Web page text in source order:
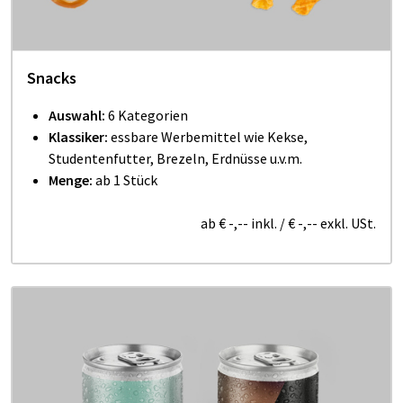
Snacks
Auswahl: 6 Kategorien
Klassiker: essbare Werbemittel wie Kekse,
Studentenfutter, Brezeln, Erdnüsse u.v.m.
Menge: ab 1 Stück
ab € -,-- inkl. /€ -,-- exkl. USt.